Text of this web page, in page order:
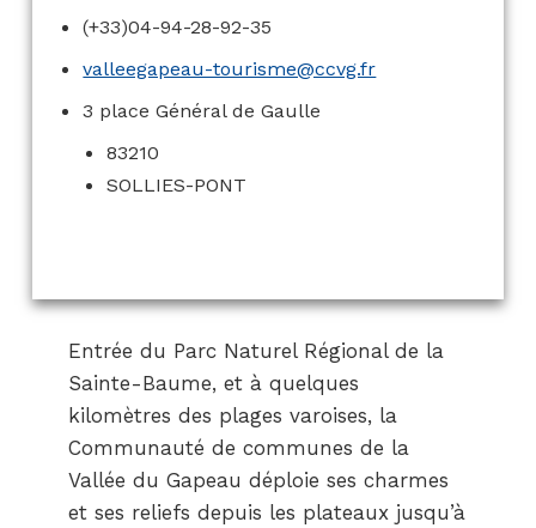
(+33)04-94-28-92-35
valleegapeau-tourisme@ccvg.fr
3 place Général de Gaulle
83210
SOLLIES-PONT
Entrée du Parc Naturel Régional de la
Sainte-Baume, et à quelques
kilomètres des plages varoises, la
Communauté de communes de la
Vallée du Gapeau déploie ses charmes
et ses reliefs depuis les plateaux jusqu’à